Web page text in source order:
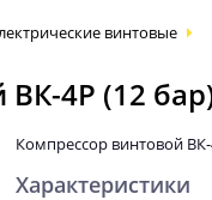
винтовые
4Р (12 бар)
Компрессор винтовой
Характеристики